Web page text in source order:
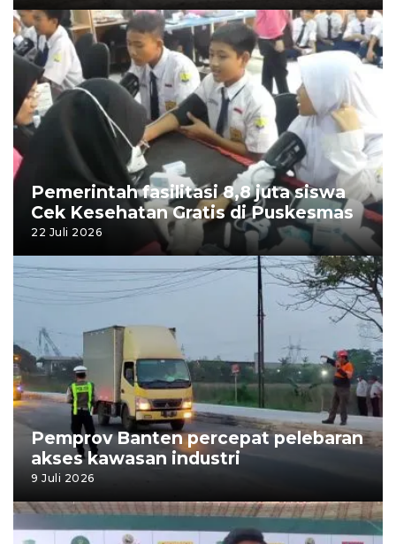
Pemerintah fasilitasi 8,8 juta siswa
Cek Kesehatan Gratis di Puskesmas
22 Juli 2026
Pemprov Banten percepat pelebaran
akses kawasan industri
9 Juli 2026